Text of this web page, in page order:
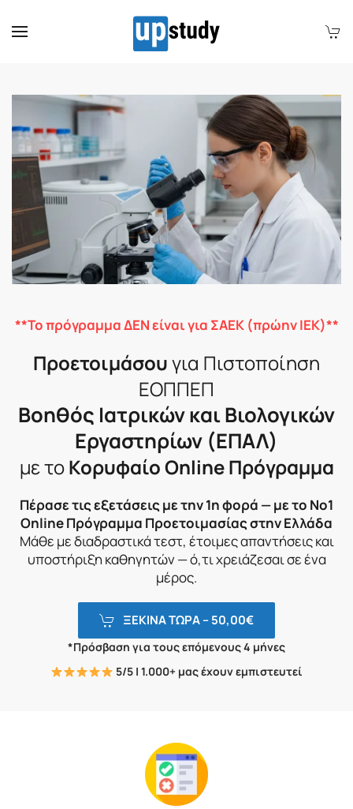
Skip to main content
**Το πρόγραμμα ΔΕΝ είναι για ΣΑΕΚ (πρώην ΙΕΚ)**
Προετοιμάσουγια Πιστοποίηση
ΕΟΠΠΕΠ
Βοηθός Ιατρικών και Βιολογικών
Εργαστηρίων (ΕΠΑΛ)
με τοΚορυφαίο Online Πρόγραμμα
Πέρασε τις εξετάσεις με την 1η φορά — με το Νο1
Online Πρόγραμμα Προετοιμασίας στην Ελλάδα
Μάθε με διαδραστικά τεστ, έτοιμες απαντήσεις και
υποστήριξη καθηγητών — ό,τι χρειάζεσαι σε ένα
μέρος.
ΞΕΚΙΝΑ ΤΩΡΑ –50,00€
*Πρόσβαση για τους επόμενους 4 μήνες
5/5 | 1.000+ μας έχουν εμπιστευτεί